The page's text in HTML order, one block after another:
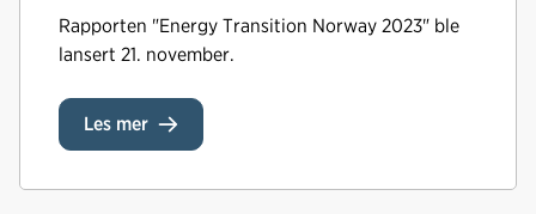
Rapporten "Energy Transition Norway 2023" ble
lansert 21. november.
Les mer